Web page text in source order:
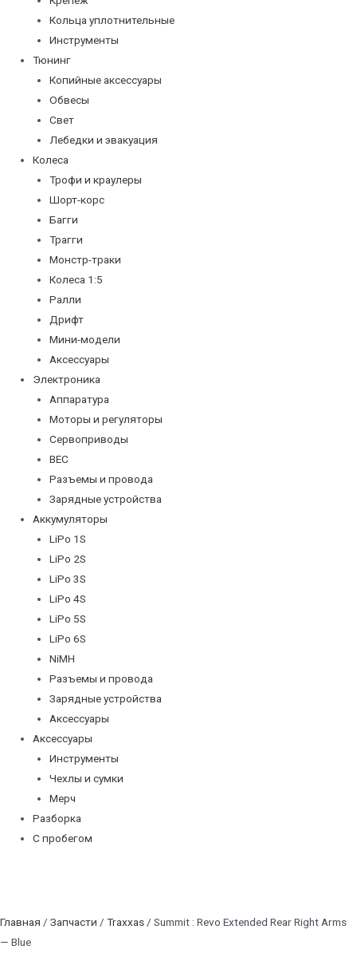
Кольца уплотнительные
Инструменты
Тюнинг
Копийные аксессуары
Обвесы
Свет
Лебедки и эвакуация
Колеса
Трофи и краулеры
Шорт-корс
Багги
Трагги
Монстр-траки
Колеса 1:5
Ралли
Дрифт
Мини-модели
Аксессуары
Электроника
Аппаратура
Моторы и регуляторы
Сервоприводы
BEC
Разъемы и провода
Зарядные устройства
Аккумуляторы
LiPo 1S
LiPo 2S
LiPo 3S
LiPo 4S
LiPo 5S
LiPo 6S
NiMH
Разъемы и провода
Зарядные устройства
Аксессуары
Аксессуары
Инструменты
Чехлы и сумки
Мерч
Разборка
С пробегом
Главная / Запчасти / Traxxas / Summit : Revo Extended Rear Right Arms
— Blue